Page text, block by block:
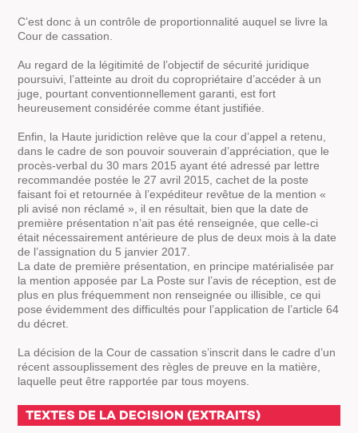
C’est donc à un contrôle de proportionnalité auquel se livre la
Cour de cassation.
Au regard de la légitimité de l’objectif de sécurité juridique
poursuivi, l’atteinte au droit du copropriétaire d’accéder à un
juge, pourtant conventionnellement garanti, est fort
heureusement considérée comme étant justifiée.
Enfin, la Haute juridiction relève que la cour d’appel a retenu,
dans le cadre de son pouvoir souverain d’appréciation, que le
procès-verbal du 30 mars 2015 ayant été adressé par lettre
recommandée postée le 27 avril 2015, cachet de la poste
faisant foi et retournée à l’expéditeur revêtue de la mention «
pli avisé non réclamé », il en résultait, bien que la date de
première présentation n’ait pas été renseignée, que celle-ci
était nécessairement antérieure de plus de deux mois à la date
de l’assignation du 5 janvier 2017.
La date de première présentation, en principe matérialisée par
la mention apposée par La Poste sur l’avis de réception, est de
plus en plus fréquemment non renseignée ou illisible, ce qui
pose évidemment des difficultés pour l’application de l’article 64
du décret.
La décision de la Cour de cassation s’inscrit dans le cadre d’un
récent assouplissement des règles de preuve en la matière,
laquelle peut être rapportée par tous moyens.
TEXTES DE LA DECISION (EXTRAITS)